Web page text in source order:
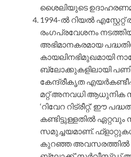
ശൈലിയുടെ
1994-ല്‍ റിയല്‍ എസ്റ്റേറ്റ്
രംഗപ്രവേശനം
അഭിമാനകരമായ
കായലിനഭിമുഖമായി
ബ്ലോക്കുകളിലായി
കേന്ദ്രീകൃത
മറ്റ് അനവധി ആധുനിക
‘റിവേറ റിട്രീറ്റ്.’ ഈ
കണ്ടിട്ടുള്ളതില്‍
സമുച്ചയമാണ്.
കുറഞ്ഞ അവസരത്തില്‍